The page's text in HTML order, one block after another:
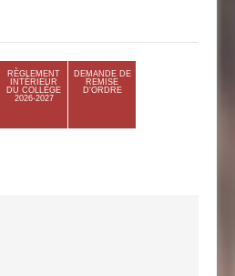
RÈGLEMENT
INTÉRIEUR
DU COLLÈGE
2026-2027
DEMANDE DE
REMISE
D'ORDRE